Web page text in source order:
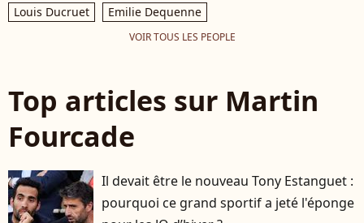
Louis Ducruet
Emilie Dequenne
VOIR TOUS LES PEOPLE
Top articles sur Martin
Fourcade
Il devait être le nouveau Tony Estanguet :
pourquoi ce grand sportif a jeté l'éponge